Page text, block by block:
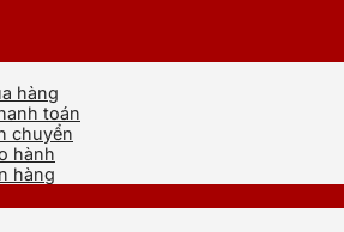
hàng
toán
chuyển
hành
hàng